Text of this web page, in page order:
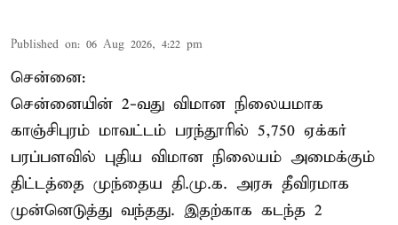
Published on: 06 Aug 2026, 4:22 pm
சென்னை:
சென்னையின் 2-வது விமான நிலையமாக
காஞ்சிபுரம் மாவட்டம் பரந்தூரில் 5,750 ஏக்கர்
பரப்பளவில் புதிய விமான நிலையம் அமைக்கும்
திட்டத்தை முந்தைய தி.மு.க. அரசு தீவிரமாக
முன்னெடுத்து வந்தது. இதற்காக கடந்த 2